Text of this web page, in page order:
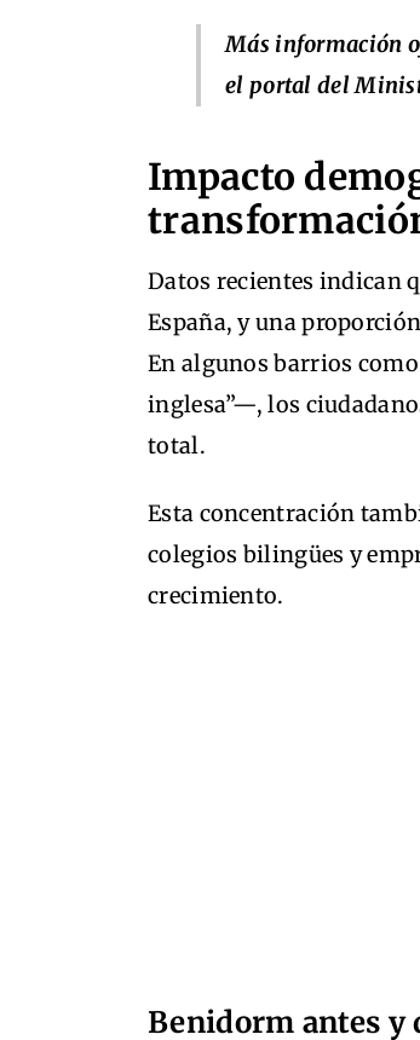
Más información
el portal del
Impacto
Datos recientes indican
España, y una
En algunos barrios
inglesa”—, los
total.
Esta concentración
colegios bilingües y
crecimiento.
Benidorm antes y